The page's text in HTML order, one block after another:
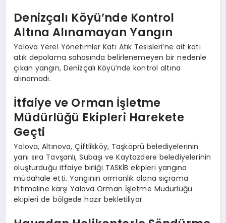
Denizçalı Köyü’nde Kontrol
Altına Alınamayan Yangın
Yalova Yerel Yönetimler Katı Atık Tesisleri’ne ait katı
atık depolama sahasında belirlenemeyen bir nedenle
çıkan yangın, Denizçalı Köyü’nde kontrol altına
alınamadı.
İtfaiye ve Orman İşletme
Müdürlüğü Ekipleri Harekete
Geçti
Yalova, Altınova, Çiftlikköy, Taşköprü belediyelerinin
yanı sıra Tavşanlı, Subaşı ve Kaytazdere belediyelerinin
oluşturduğu itfaiye birliği TASKİB ekipleri yangına
müdahale etti. Yangının ormanlık alana sıçrama
ihtimaline karşı Yalova Orman İşletme Müdürlüğü
ekipleri de bölgede hazır bekletiliyor.